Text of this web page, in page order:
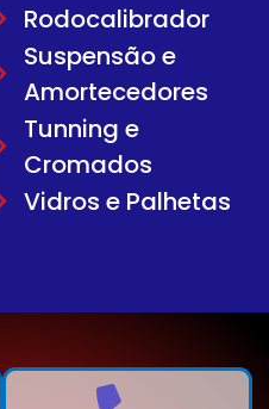
Rodocalibrador
Suspensão e
Amortecedores
Tunning e
Cromados
Vidros e Palhetas